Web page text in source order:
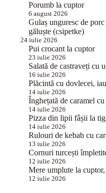
Porumb la cuptor
6 august 2026
Gulaș unguresc de
găluște (csipetke)
24 iulie 2026
Pui crocant la cuptor
23 iulie 2026
Salată de castraveți cu
16 iulie 2026
Plăcintă cu dovlecei,
14 iulie 2026
Înghețată de caramel
14 iulie 2026
Pizza din lipii fâșii la
14 iulie 2026
Rulouri de kebab cu
13 iulie 2026
Cornuri turcești
12 iulie 2026
Mere umplute la
12 iulie 2026